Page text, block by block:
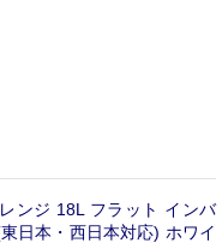
ンジ 18L フラット インバ
日本・西日本対応) ホワイ